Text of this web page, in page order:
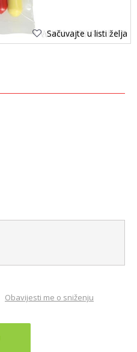
Sačuvajte u listi želja
Obavijesti me o sniženju